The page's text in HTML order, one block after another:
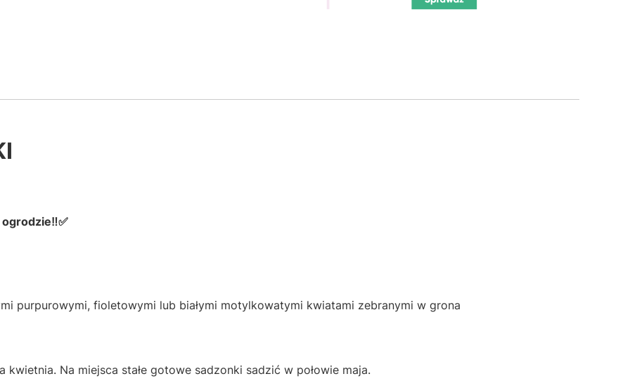
purpurowymi, fioletowymi lub białymi motylkowatymi kwiatami zebranymi w grona
kwietnia. Na miejsca stałe gotowe sadzonki sadzić w połowie maja.